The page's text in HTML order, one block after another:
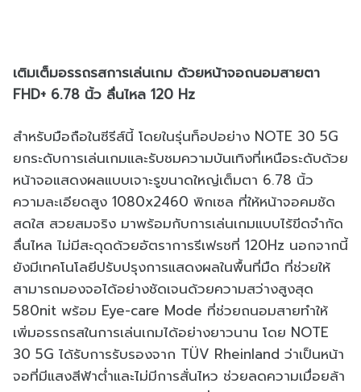
เติมเต็มอรรถรสการเล่นเกม ด้วยหน้าจอถนอมสายตา
FHD+ 6.78 นิ้ว ลื่นไหล 120 Hz
สำหรับมือถือในซีรีส์นี้ โดยในรุ่นท็อปอย่าง NOTE 30 5G
ยกระดับการเล่นเกมและรับชมความบันเทิงที่เหนือระดับด้วย
หน้าจอแสดงผลแบบเจาะรูขนาดใหญ่เต็มตา 6.78 นิ้ว
ความละเอียดสูง 1080x2460 พิกเซล ที่ให้หน้าจอคมชัด
สดใส สวยสมจริง มาพร้อมกับการเล่นเกมแบบไร้ขีดจำกัด
ลื่นไหล ไม่มีสะดุดด้วยอัตราการรีเฟรชที่ 120Hz นอกจากนี้
ยังมีเทคโนโลยีปรับปรุงการแสดงผลในพื้นที่มืด ที่ช่วยให้
สามารถมองจอได้อย่างชัดเจนด้วยความสว่างสูงสุด
580nit พร้อม Eye-care Mode ที่ช่วยถนอมสายทำให้
เพิ่มอรรถรสในการเล่นเกมได้อย่างยาวนาน โดย NOTE
30 5G ได้รับการรับรองจาก TÜV Rheinland ว่าเป็นหน้า
จอที่มีแสงสีฟ้าต่ำและไม่มีการสั่นไหว ช่วยลดความเมื่อยล้า